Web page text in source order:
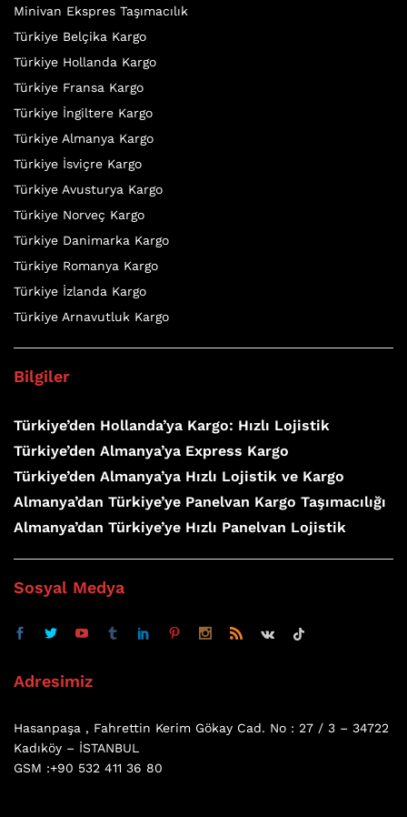
Minivan Ekspres Taşımacılık
Türkiye Belçika Kargo
Türkiye Hollanda Kargo
Türkiye Fransa Kargo
Türkiye İngiltere Kargo
Türkiye Almanya Kargo
Türkiye İsviçre Kargo
Türkiye Avusturya Kargo
Türkiye Norveç Kargo
Türkiye Danimarka Kargo
Türkiye Romanya Kargo
Türkiye İzlanda Kargo
Türkiye Arnavutluk Kargo
Bilgiler
Türkiye’den Hollanda’ya Kargo: Hızlı Lojistik
Türkiye’den Almanya’ya Express Kargo
Türkiye’den Almanya’ya Hızlı Lojistik ve Kargo
Almanya’dan Türkiye’ye Panelvan Kargo Taşımacılığı
Almanya’dan Türkiye’ye Hızlı Panelvan Lojistik
Sosyal Medya
Adresimiz
Hasanpaşa , Fahrettin Kerim Gökay Cad. No : 27 / 3 – 34722
Kadıköy – İSTANBUL
GSM :+90 532 411 36 80